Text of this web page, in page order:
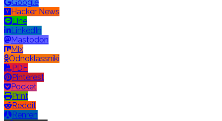
Google
Hacker News
Line
LinkedIn
Mastodon
Mix
Odnoklassniki
PDF
Pinterest
Pocket
Print
Reddit
Renren